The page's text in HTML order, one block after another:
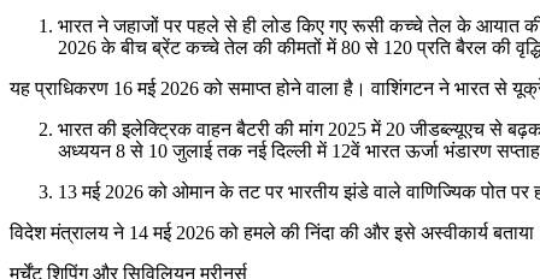
भारत ने जहाजों पर पहले से ही लोड किए गए रूसी कच्चे तेल के आयात की
2026 के बीच ब्रेंट कच्चे तेल की कीमतों में 80 से 120 प्रति बैरल की
यह प्राधिकरण 16 मई 2026 को समाप्त होने वाला है। वाशिंगटन ने भारत
भारत की इलेक्ट्रिक वाहन बैटरी की मांग 2025 में 20 जीडब्ल्यूएच से
अध्ययन 8 से 10 जुलाई तक नई दिल्ली में 12वें भारत ऊर्जा भंडारण सप्ताह
13 मई 2026 को ओमान के तट पर भारतीय झंडे वाले वाणिज्यिक पोत
विदेश मंत्रालय ने 14 मई 2026 को हमले की निंदा की और इसे अस्वीकार्य
मर्चेंट शिपिंग और सिविलियन मरीनर्स